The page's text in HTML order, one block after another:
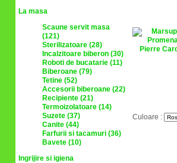
La masa
Scaune servit masa
(121)
Sterilizatoare (28)
Incalzitoare biberon (30)
Roboti de bucatarie (11)
Biberoane (79)
Tetine (52)
Accesorii biberoane (22)
Recipiente (21)
Termoizolatoare (14)
Suzete (37)
Canite (44)
Farfurii si tacamuri (36)
Bavete (10)
Ingrijire si igiena
Culoare :